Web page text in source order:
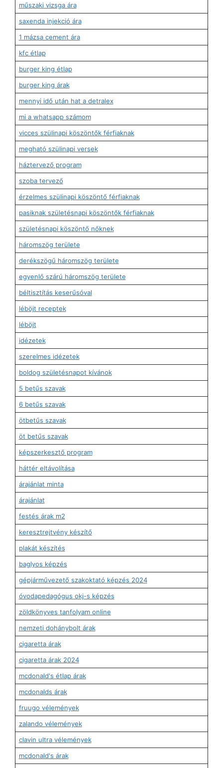
műszaki vizsga ára
saxenda injekció ára
1 mázsa cement ára
kfc étlap
burger king étlap
burger king árak
mennyi idő után hat a detralex
mi a whatsapp számom
vicces szülinapi köszöntők férfiaknak
megható szülinapi versek
háztervező program
szoba tervező
érzelmes szülinapi köszöntő férfiaknak
pasiknak születésnapi köszöntők férfiaknak
születésnapi köszöntő nőknek
háromszög területe
derékszögű háromszög területe
egyenlő szárú háromszög területe
béltisztítás keserűsóval
léböjt receptek
léböjt
idézetek
szerelmes idézetek
boldog születésnapot kívánok
5 betűs szavak
6 betűs szavak
ötbetűs szavak
öt betűs szavak
képszerkesztő program
háttér eltávolítása
árajánlat minta
árajánlat
festés árak m2
keresztrejtvény készítő
plakát készítés
baglyos képzés
gépjárművezető szakoktató képzés 2024
óvodapedagógus okj-s képzés
zöldkönyves tanfolyam online
nemzeti dohánybolt árak
cigaretta árak
cigaretta árak 2024
mcdonald's étlap árak
mcdonalds árak
fruugo vélemények
zalando vélemények
clavin ultra vélemények
mcdonald's árak